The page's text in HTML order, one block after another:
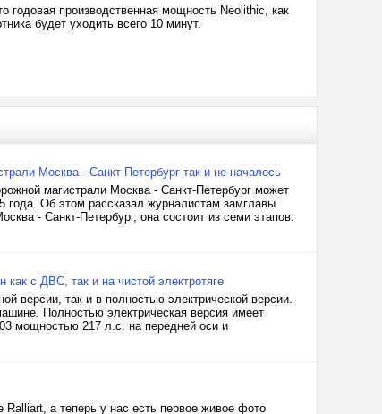
годовая производственная мощность Neolithic, как
будет уходить всего 10 минут.
Москва - Санкт-Петербург так и не началось
магистрали Москва - Санкт-Петербург может
года. Об этом рассказал журналистам замглавы
- Санкт-Петербург, она состоит из семи этапов.
с ДВС, так и на чистой электротяге
версии, так и в полностью электрической версии.
Полностью электрическая версия имеет
мощностью 217 л.с. на передней оси и
а теперь у нас есть первое живое фото